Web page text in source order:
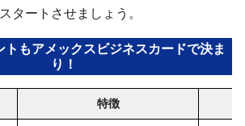
タートさせましょう。
トもアメックスビジネスカードで決ま
り！
特徴